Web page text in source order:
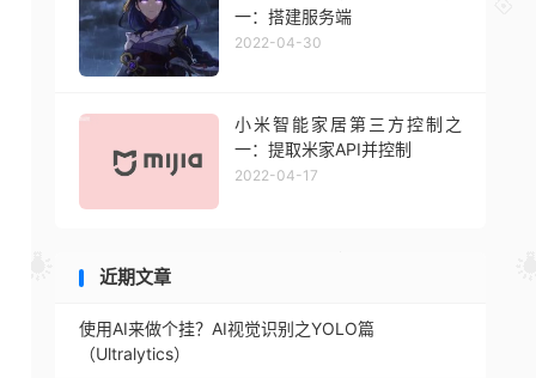
一：搭建服务端
2022-04-30
小米智能家居第三方控制之
一：提取米家API并控制
2022-04-17
近期文章
使用AI来做个挂？AI视觉识别之YOLO篇
（Ultralytics）